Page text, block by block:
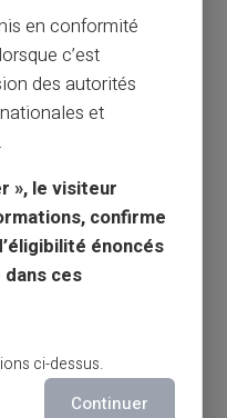
que votre banque vous
vo...
en conformité
c’est
des autorités
et
», le visiteur
confirme
énoncés
ces
ci-dessus.
Continuer